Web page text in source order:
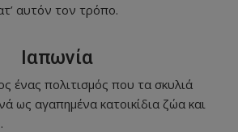
αυτόν τον τρόπο.
Ιαπωνία
ένας πολιτισμός που τα σκυλιά
ως αγαπημένα κατοικίδια ζώα και